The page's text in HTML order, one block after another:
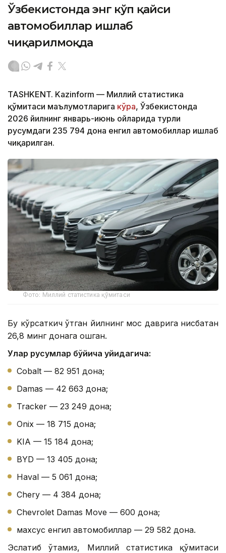
Ўзбекистонда энг кўп қайси
автомобиллар ишлаб
чиқарилмоқда
TASHKENT. Kazinform — Миллий статистика
қўмитаси маълумотларига кўра, Ўзбекистонда
2026 йилнинг январь-июнь ойларида турли
русумдаги 235 794 дона енгил автомобиллар ишлаб
чиқарилган.
Фото: Миллий статистика қўмитаси
Бу кўрсаткич ўтган йилнинг мос даврига нисбатан
26,8 минг донага ошган.
Улар русумлар бўйича қуйидагича:
Cobalt — 82 951 дона;
Damas — 42 663 дона;
Tracker — 23 249 дона;
Onix — 18 715 дона;
KIA — 15 184 дона;
BYD — 13 405 дона;
Haval — 5 061 дона;
Chery — 4 384 дона;
Chevrolet Damas Move — 600 дона;
махсус енгил автомобиллар — 29 582 дона.
Эслатиб ўтамиз, Миллий статистика қўмитаси